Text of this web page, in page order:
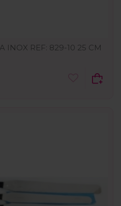
INOX REF: 829-10 25 CM